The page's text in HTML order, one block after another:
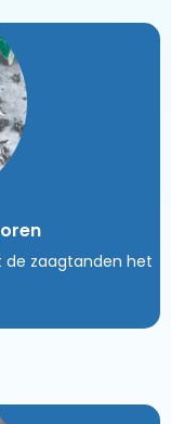
de zaagtanden het